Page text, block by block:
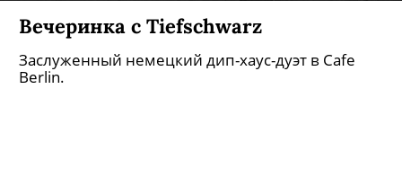
Вечеринка с Tiefschwarz
Заслуженный немецкий дип-хаус-дуэт в Cafe
Berlin.